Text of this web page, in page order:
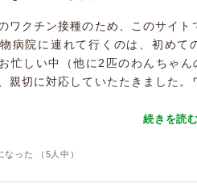
ワクチン接種のため、このサイト
病院に連れて行くのは、初めて
忙しい中（他に2匹のわんちゃ
親切に対応していたたきました。
続きを読む
なった （ 5 人中）